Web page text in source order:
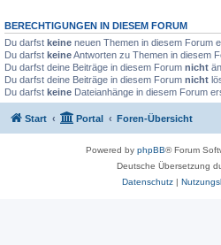
BERECHTIGUNGEN IN DIESEM FORUM
Du darfst keine neuen Themen in diesem Forum
Du darfst keineAntworten zu Themen in diesem
Du darfst deine Beiträge in diesem Forum nicht
Du darfst deine Beiträge in diesem Forum nicht
Du darfst keine Dateianhänge in diesem Forum
Start Portal Foren-Übersicht
Powered by phpBB® Forum
Deutsche Übersetzung
Datenschutz|